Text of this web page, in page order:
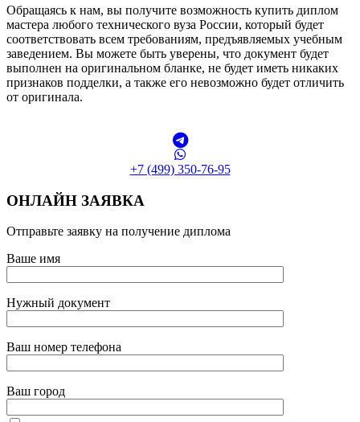
Обращаясь к нам, вы получите возможность купить диплом
мастера любого технического вуза России, который будет
соответствовать всем требованиям, предъявляемых учебным
заведением. Вы можете быть уверены, что документ будет
выполнен на оригинальном бланке, не будет иметь никаких
признаков подделки, а также его невозможно будет отличить
от оригинала.
+7 (499) 350-76-95
ОНЛАЙН ЗАЯВКА
Отправьте заявку на получение диплома
Ваше имя
Нужный документ
Ваш номер телефона
Ваш город